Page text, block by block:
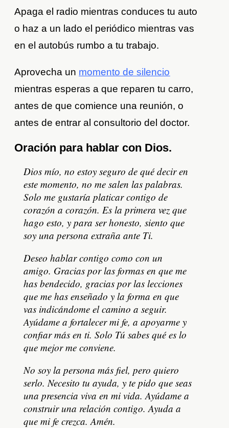
Apaga el radio mientras conduces tu auto
o haz a un lado el periódico mientras vas
en el autobús rumbo a tu trabajo.
Aprovecha un momento de silencio
mientras esperas a que reparen tu carro,
antes de que comience una reunión, o
antes de entrar al consultorio del doctor.
Oración para hablar con Dios.
Dios mío, no estoy seguro de qué decir en
este momento, no me salen las palabras.
Solo me gustaría platicar contigo de
corazón a corazón. Es la primera vez que
hago esto, y para ser honesto, siento que
soy una persona extraña ante Ti.
Deseo hablar contigo como con un
amigo. Gracias por las formas en que me
has bendecido, gracias por las lecciones
que me has enseñado y la forma en que
vas indicándome el camino a seguir.
Ayúdame a fortalecer mi fe, a apoyarme y
confiar más en ti. Solo Tú sabes qué es lo
que mejor me conviene.
No soy la persona más fiel, pero quiero
serlo. Necesito tu ayuda, y te pido que seas
una presencia viva en mi vida. Ayúdame a
construir una relación contigo. Ayuda a
que mi fe crezca. Amén.